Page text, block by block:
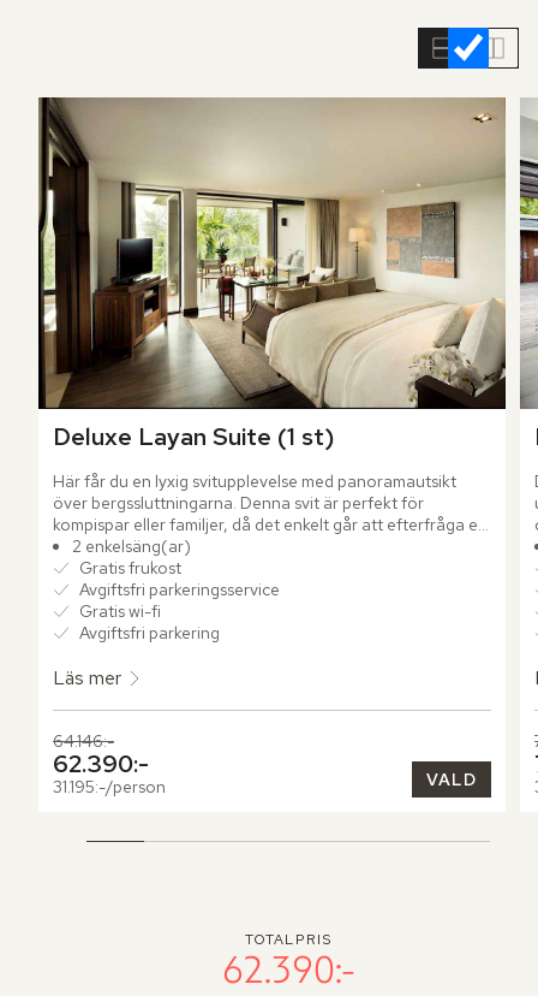
Deluxe Layan Suite (1 st)
Här får du en lyxig svitupplevelse med panoramautsikt
över bergssluttningarna. Denna svit är perfekt för
kompispar eller familjer, då det enkelt går att efterfråga en
anslutande svit.
2 enkelsäng(ar)
Gratis frukost
Avgiftsfri parkeringsservice
Gratis wi-fi
Avgiftsfri parkering
Läs mer
Tidigare pris,
64.146:-
Nuvarande pris,
62.390:-
31.195:-/person VALD
TOTALPRIS
62.390:-